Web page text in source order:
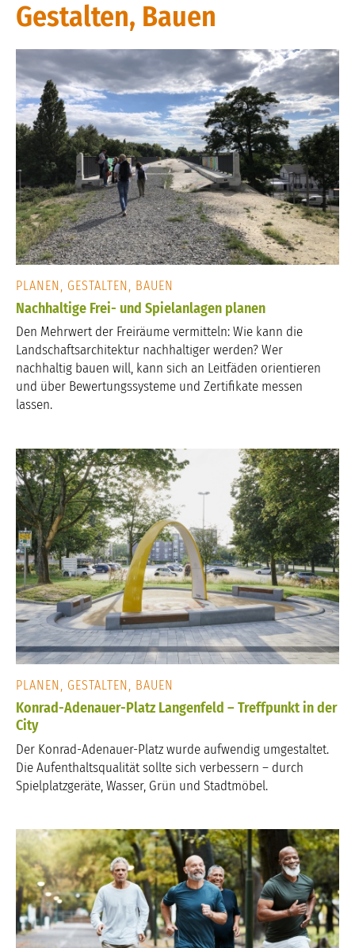
Gestalten, Bauen
PLANEN, GESTALTEN, BAUEN
Nachhaltige Frei- und Spielanlagen planen
Den Mehrwert der Freiräume vermitteln: Wie kann die
Landschaftsarchitektur nachhaltiger werden? Wer
nachhaltig bauen will, kann sich an Leitfäden orientieren
und über Bewertungssysteme und Zertifikate messen
lassen.
PLANEN, GESTALTEN, BAUEN
Konrad-Adenauer-Platz Langenfeld – Treffpunkt in der
City
Der Konrad-Adenauer-Platz wurde aufwendig umgestaltet.
Die Aufenthaltsqualität sollte sich verbessern – durch
Spielplatzgeräte, Wasser, Grün und Stadtmöbel.